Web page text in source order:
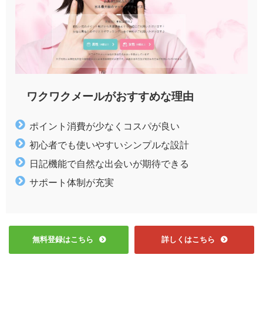
ワクワクメールがおすすめな理由
ポイント消費が少なくコスパが良い
初心者でも使いやすいシンプルな設計
日記機能で自然な出会いが期待できる
サポート体制が充実
無料登録はこちら 詳しくはこちら